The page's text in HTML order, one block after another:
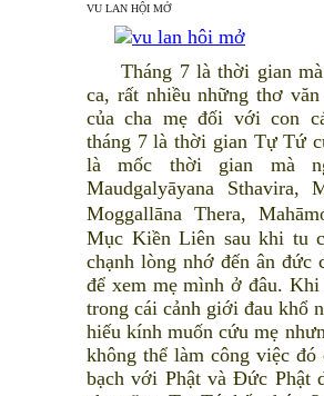
VU LAN HỘI MỞ
Tháng 7 là thời gian mà
ca, rất nhiều những thơ
của cha mẹ đối với con
tháng 7 là thời gian Tự Tứ
là mốc thời gian mà
Maudgalyāyana Sthavira,
Moggallāna Thera,
Mục Kiền Liên sau khi tu
chạnh lòng nhớ đến ân đức
để xem mẹ mình ở đâu.
trong cái cảnh giới đau khổ
hiếu kính muốn cứu mẹ
không thể làm công việc
bạch với Phật và Đức Phật